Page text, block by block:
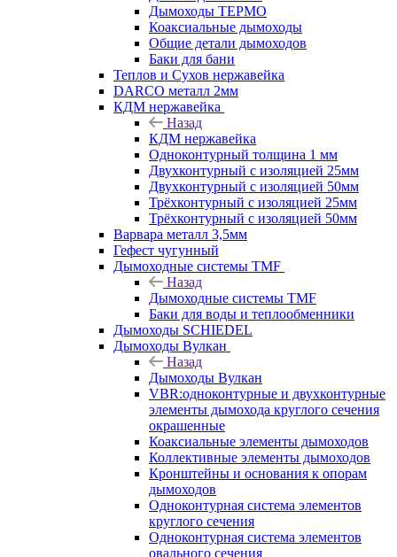
Дымоходы ТЕРМО
Коаксиальные дымоходы
Общие детали дымоходов
Баки для бани
Теплов и Сухов нержавейка
DARCO металл 2мм
КДМ нержавейка
Назад
КДМ нержавейка
Одноконтурный толщина 1 мм
Двухконтурный с изоляцией 25мм
Двухконтурный с изоляцией 50мм
Трёхконтурный с изоляцией 25мм
Трёхконтурный с изоляцией 50мм
Варвара металл 3,5мм
Гефест чугунный
Дымоходные системы TMF
Назад
Дымоходные системы TMF
Баки для воды и теплообменники
Дымоходы SCHIEDEL
Дымоходы Вулкан
Назад
Дымоходы Вулкан
VBR:одноконтурные и двухконтурные
элементы дымохода круглого сечения
окрашенные
Коаксиальные элементы дымоходов
Коллективные элементы дымоходов
Кронштейны и основания к опорам
дымоходов
Одноконтурная система элементов
круглого сечения
Одноконтурная система элементов
овального сечения